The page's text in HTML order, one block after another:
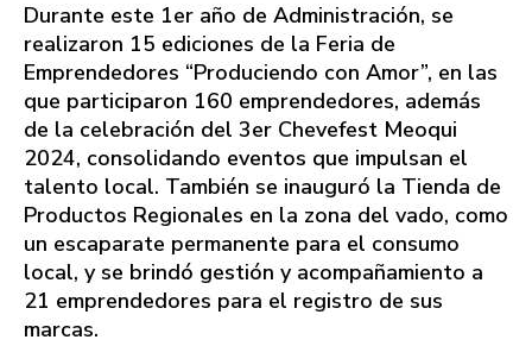
Durante este 1er año de Administración, se
realizaron 15 ediciones de la Feria de
Emprendedores “Produciendo con Amor”, en las
que participaron 160 emprendedores, además
de la celebración del 3er Chevefest Meoqui
2024, consolidando eventos que impulsan el
talento local. También se inauguró la Tienda de
Productos Regionales en la zona del vado, como
un escaparate permanente para el consumo
local, y se brindó gestión y acompañamiento a
21 emprendedores para el registro de sus
marcas.